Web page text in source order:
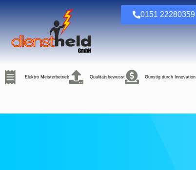
0151 22280359
Elektro Meisterbetrieb Qualitätsbewusst Günstig durch Innovation